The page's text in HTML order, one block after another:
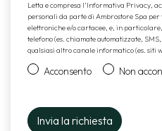
Letta e compresa l’Informativa Privacy,
personali da parte di Ambrostore Spa
elettroniche e/o cartacee, e, in
telefono (es. chiamate automatizzate,
qualsiasi altro canale informatico (es. siti
Acconsento Non